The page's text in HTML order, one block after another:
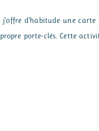
d’habitude une
porte-clés. Cette